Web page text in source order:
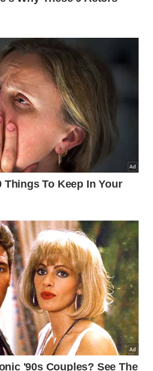
controlada, longe de
Um armário no quarto ou
sem calor
uma boa escolha para o uso
fazem diferença, como
de temperatura sugerida
o frasco em carro
janela e sempre fechar bem
mudanças de cheiro, cor
substituir o produto, já
radiação pode ter sido
silenciosa.